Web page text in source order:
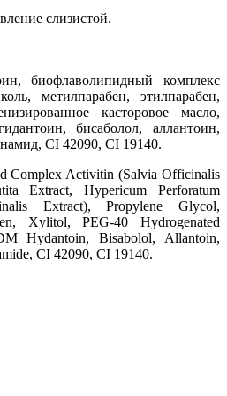
слизистой.
биофлаволипидный комплекс
метилпарабен, этилпарабен,
касторовое масло,
бисаболол, аллантоин,
CI 42090, CI 19140.
Complex Activitin (Salvia Officinalis
Extract, Hypericum Perforatum
Extract), Propylene Glycol,
Xylitol, PEG-40 Hydrogenated
Hydantoin, Bisabolol, Allantoin,
CI 42090, CI 19140.